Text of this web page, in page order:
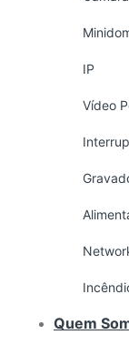
IP
Vídeo
Quem